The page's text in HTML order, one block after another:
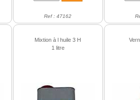
Ref : 47162
Mixtion à l huile 3 H
1 litre